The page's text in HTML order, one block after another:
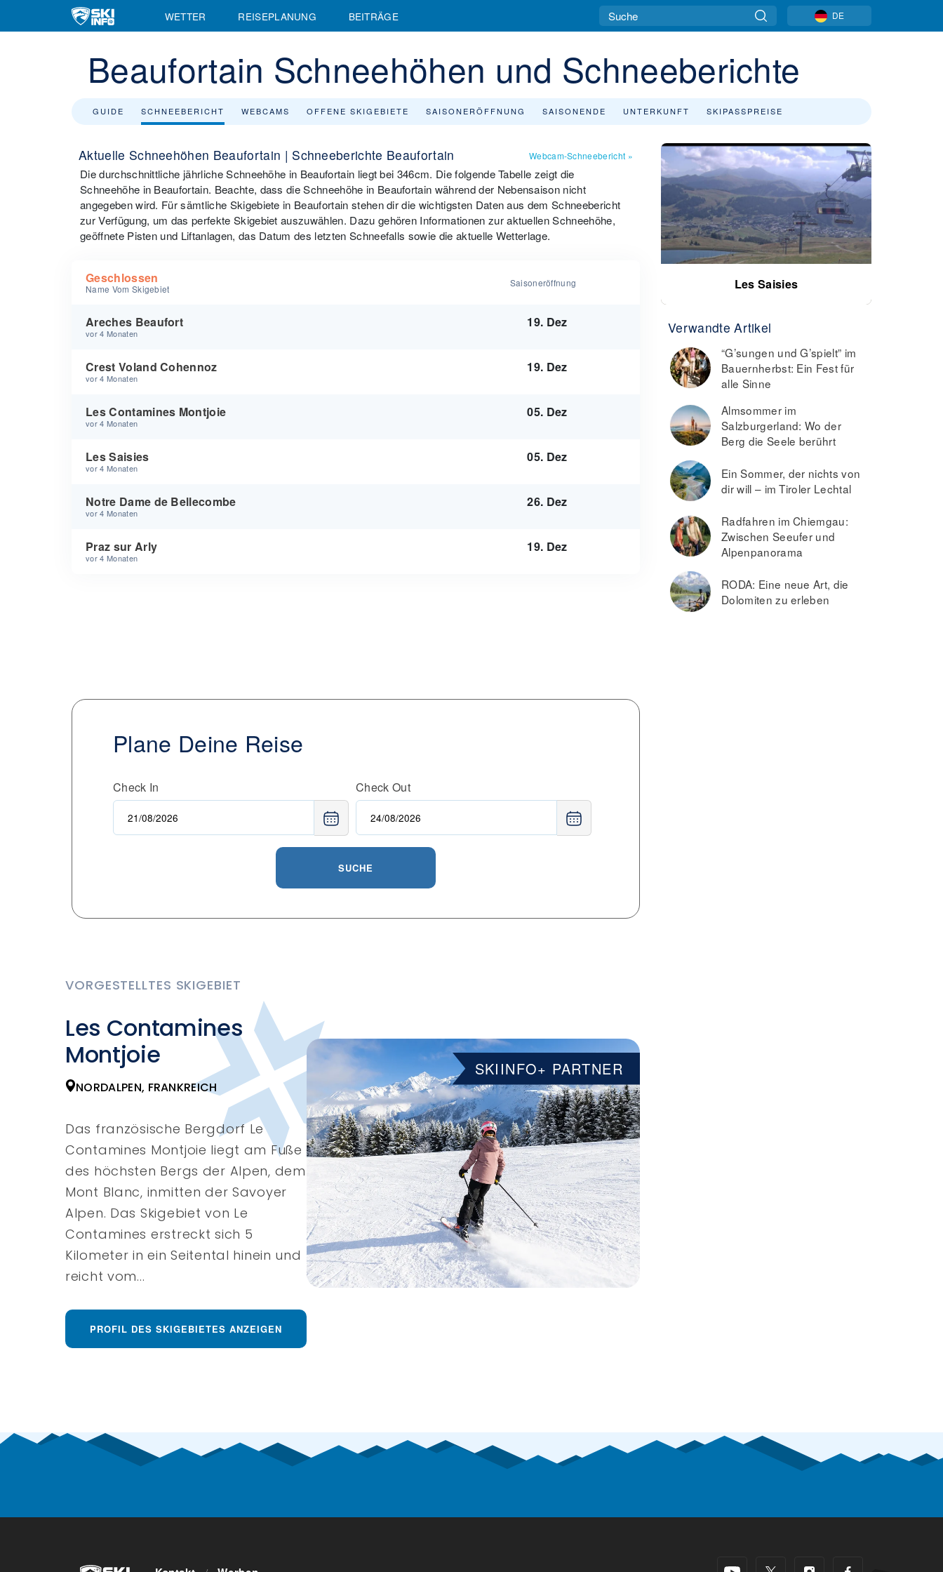
WETTER REISEPLANUNG BEITRÄGE DE
Beaufortain Schneehöhen und Schneeberichte
GUIDE SCHNEEBERICHT WEBCAMS OFFENE SKIGEBIETE SAISONERÖFFNUNG SAISONENDE UNTERKUNFT SKIPASSPREISE
Aktuelle Schneehöhen Beaufortain | Schneeberichte Beaufortain Webcam-Schneebericht »
Die durchschnittliche jährliche Schneehöhe in Beaufortain liegt bei 346cm. Die folgende Tabelle zeigt die
Schneehöhe in Beaufortain. Beachte, dass die Schneehöhe in Beaufortain während der Nebensaison nicht
angegeben wird. Für sämtliche Skigebiete in Beaufortain stehen dir die wichtigsten Daten aus dem Schneebericht
zur Verfügung, um das perfekte Skigebiet auszuwählen. Dazu gehören Informationen zur aktuellen Schneehöhe,
geöffnete Pisten und Liftanlagen, das Datum des letzten Schneefalls sowie die aktuelle Wetterlage.
Geschlossen
Name Vom Skigebiet
Saisoneröffnung
Areches Beaufort
vor 4 Monaten
19. Dez
Crest Voland Cohennoz
vor 4 Monaten
19. Dez
Les Contamines Montjoie
vor 4 Monaten
05. Dez
Les Saisies
vor 4 Monaten
05. Dez
Notre Dame de Bellecombe
vor 4 Monaten
26. Dez
Praz sur Arly
vor 4 Monaten
19. Dez
Plane Deine Reise
Check In Check Out
SUCHE
SKIINFO+ PARTNER
VORGESTELLTES SKIGEBIET
Les Contamines
Montjoie
NORDALPEN, FRANKREICH
Das französische Bergdorf Le
Contamines Montjoie liegt am Fuße
des höchsten Bergs der Alpen, dem
Mont Blanc, inmitten der Savoyer
Alpen. Das Skigebiet von Le
Contamines erstreckt sich 5
Kilometer in ein Seitental hinein und
reicht vom...
PROFIL DES SKIGEBIETES ANZEIGEN
Les Saisies
Verwandte Artikel
“G’sungen und G’spielt” im
Bauernherbst: Ein Fest für
alle Sinne
Almsommer im
Salzburgerland: Wo der
Berg die Seele berührt
Ein Sommer, der nichts von
dir will – im Tiroler Lechtal
Radfahren im Chiemgau:
Zwischen Seeufer und
Alpenpanorama
RODA: Eine neue Art, die
Dolomiten zu erleben